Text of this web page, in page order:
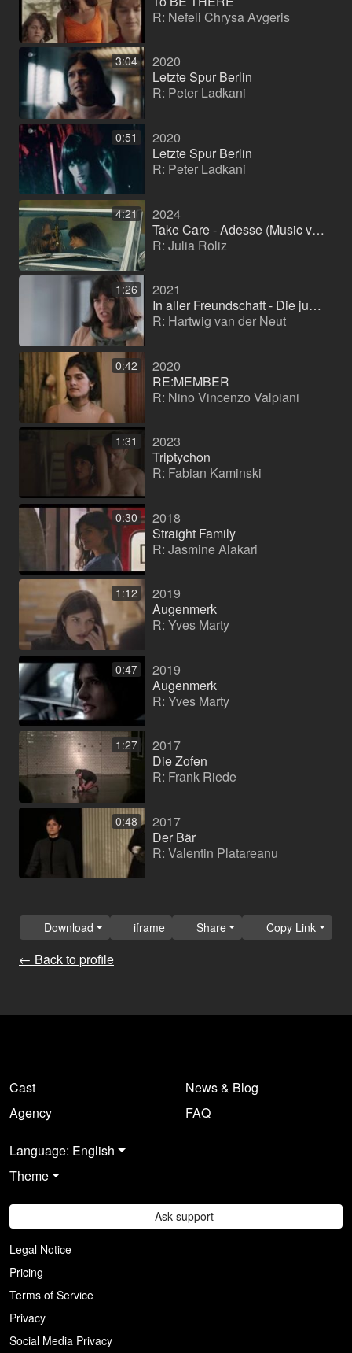
R: Nefeli Chrysa Avgeris
3:04
2020
Letzte Spur Berlin
R: Peter Ladkani
0:51
2020
Letzte Spur Berlin
R: Peter Ladkani
4:21
2024
Take Care - Adesse (Music video)
R: Julia Roliz
1:26
2021
In aller Freundschaft - Die jungen Ärzte
R: Hartwig van der Neut
0:42
2020
RE:MEMBER
R: Nino Vincenzo Valpiani
1:31
2023
Triptychon
R: Fabian Kaminski
0:30
2018
Straight Family
R: Jasmine Alakari
1:12
2019
Augenmerk
R: Yves Marty
0:47
2019
Augenmerk
R: Yves Marty
1:27
2017
Die Zofen
R: Frank Riede
0:48
2017
Der Bär
R: Valentin Platareanu
← Back to profile
Download iframe Share Copy Link
Cast
Agency
News & Blog
FAQ
Language: English
Theme
Ask support
Legal Notice
Pricing
Terms of Service
Privacy
Social Media Privacy